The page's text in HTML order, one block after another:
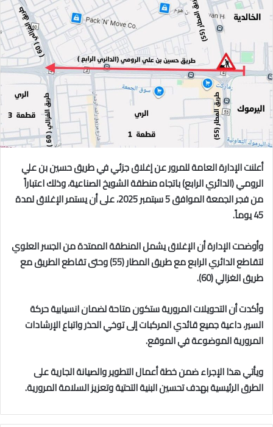
أعلنت الإدارة العامة للمرور عن إغلاق جزئي في طريق حسين بن علي
الرومي (الدائري الرابع) باتجاه منطقة الشويخ الصناعية، وذلك اعتباراً
من فجر الجمعة الموافق 5 سبتمبر 2025، على أن يستمر الإغلاق لمدة
45 يوماً.
وأوضحت الإدارة أن الإغلاق يشمل المنطقة الممتدة من الجسر العلوي
لتقاطع الدائري الرابع مع طريق المطار (55) وحتى تقاطع الطريق مع
طريق الغزالي (60).
وأكدت أن التحويلات المرورية ستكون متاحة لضمان انسيابية حركة
السير، داعية جميع قائدي المركبات إلى توخي الحذر واتباع الإرشادات
المرورية الموضوعة في الموقع.
ويأتي هذا الإجراء ضمن خطة أعمال التطوير والصيانة الجارية على
الطرق الرئيسية بهدف تحسين البنية التحتية وتعزيز السلامة المرورية.